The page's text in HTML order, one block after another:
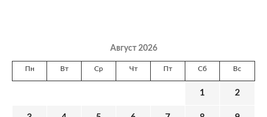
Август 2026
Пн Вт Ср Чт Пт Сб Вс
1 2